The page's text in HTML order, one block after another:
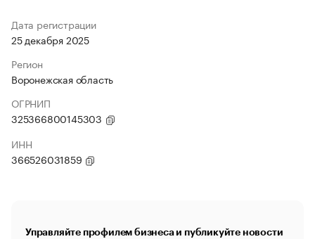
Дата регистрации
25 декабря 2025
Регион
Воронежская область
ОГРНИП
325366800145303
ИНН
366526031859
Управляйте профилем бизнеса и публикуйте новости